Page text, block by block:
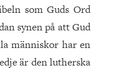
som Guds Ord
synen på att Gud
människor har en
är den lutherska